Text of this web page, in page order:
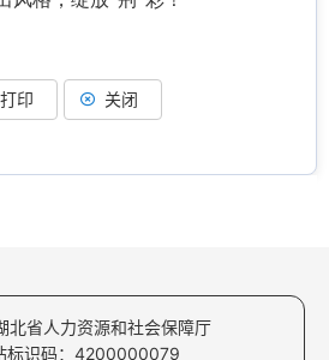
打印 关闭
北省人力资源和社会保障厅
标识码：4200000079